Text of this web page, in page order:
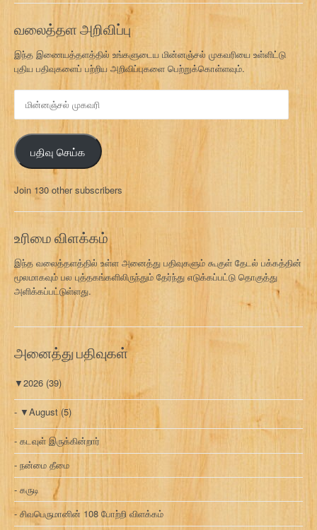
வலைத்தள அறிவிப்பு
இந்த இணையத்தளத்தில் உங்களுடைய மின்னஞ்சல் முகவரியை உள்ளிட்டு
புதிய பதிவுகளைப் பற்றிய அறிவிப்புகளை பெற்றுக்கொள்ளவும்.
ன
ஞ்
ச
ல்
க
வ
பதிவு செய்க
Join 130 other subscribers
உரிமை விளக்கம்
இந்த வலைத்தளத்தில் உள்ள அனைத்து பதிவுகளும் கூகுள் தேடல் பக்கத்தின்
மூலமாகவும் பல புத்தகங்களிலிருந்தும் தேர்ந்து எடுக்கப்பட்டு தொகுத்து
அளிக்கப்பட்டுள்ளது.
அனைத்து பதிவுகள்
▼2026 (39)
▼August(5)
கடவுள் இருக்கின்றார்
நன்மை தீமை
கருடி
சிவபெருமானின் 108 போற்றி விளக்கம்